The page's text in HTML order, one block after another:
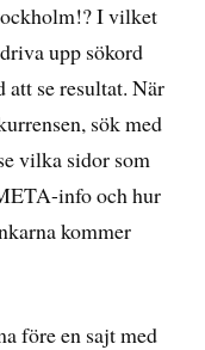
I vilket
upp sökord
se resultat. När
sök med
vilka sidor som
info och hur
kommer
före en sajt med